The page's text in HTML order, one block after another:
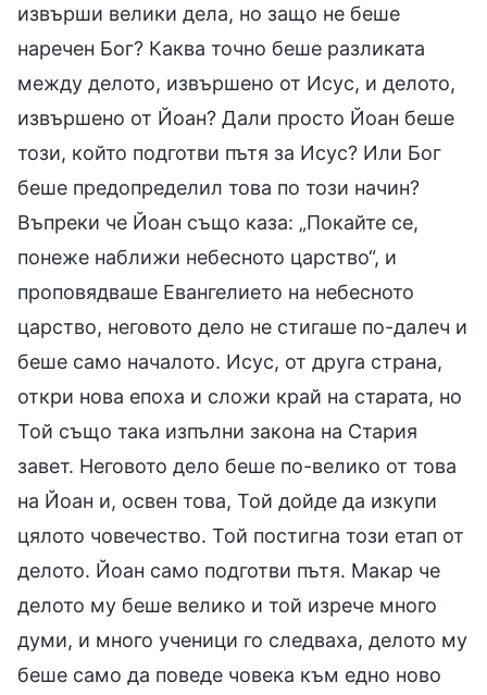
извърши велики дела, но защо не беше
наречен Бог? Каква точно беше разликата
между делото, извършено от Исус, и делото,
извършено от Йоан? Дали просто Йоан беше
този, който подготви пътя за Исус? Или Бог
беше предопределил това по този начин?
Въпреки че Йоан също каза: „Покайте се,
понеже наближи небесното царство“, и
проповядваше Евангелието на небесното
царство, неговото дело не стигаше по-далеч и
беше само началото. Исус, от друга страна,
откри нова епоха и сложи край на старата, но
Той също така изпълни закона на Стария
завет. Неговото дело беше по-велико от това
на Йоан и, освен това, Той дойде да изкупи
цялото човечество. Той постигна този етап от
делото. Йоан само подготви пътя. Макар че
делото му беше велико и той изрече много
думи, и много ученици го следваха, делото му
беше само да поведе човека към едно ново